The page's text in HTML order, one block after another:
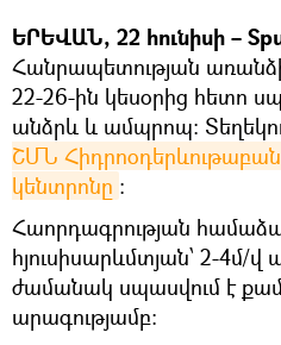
ԵՐԵՎԱՆ, 22 հունիսի –
Հանրապետության
22-26-ին կեսօրից հետո
անձրև և ամպրոպ։
ՇՄՆ
կենտրոնը ։
Հաորդագրության
հյուսիսարևմտյան՝ 2-4մ/
ժամանակ սպասվում է
արագությամբ: